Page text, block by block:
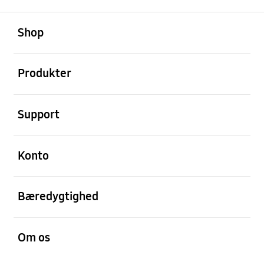
Shop
Produkter
Support
Konto
Bæredygtighed
Om os